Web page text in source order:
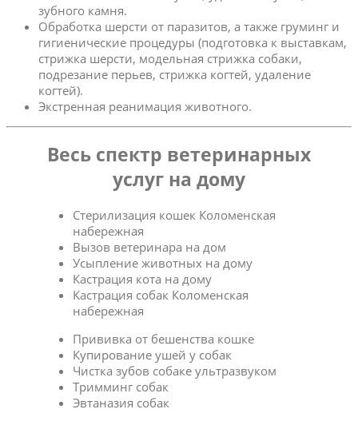
зубного камня.
Обработка шерсти от паразитов, а также груминг и
гигиенические процедуры (подготовка к выставкам,
стрижка шерсти, модельная стрижка собаки,
подрезание перьев, стрижка когтей, удаление
когтей).
Экстренная реанимация животного.
Весь спектр ветеринарных
услуг на дому
Стерилизация кошек Коломенская
набережная
Вызов ветеринара на дом
Усыпление животных на дому
Кастрация кота на дому
Кастрация собак Коломенская
набережная
Прививка от бешенства кошке
Купирование ушей у собак
Чистка зубов собаке ультразвуком
Тримминг собак
Эвтаназия собак